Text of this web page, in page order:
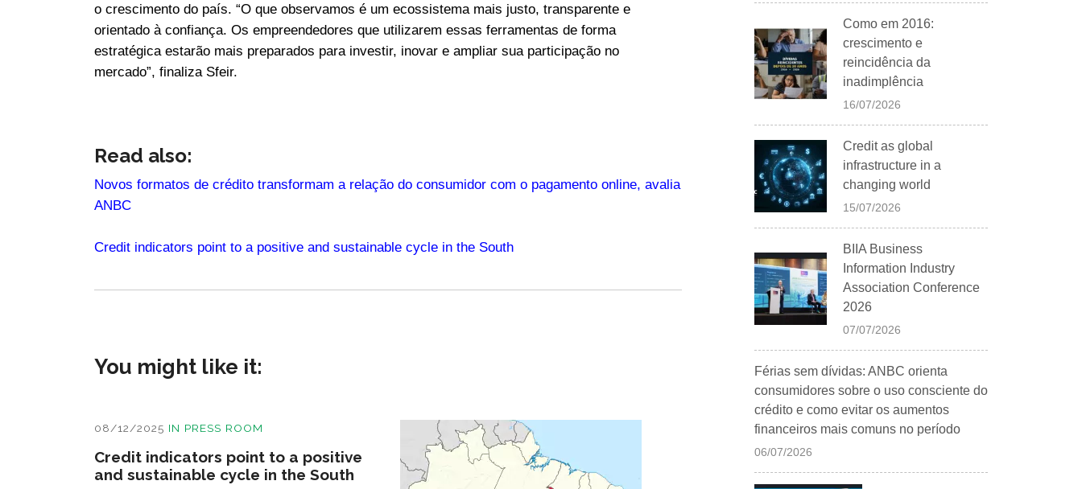
o crescimento do país. “O que observamos é um ecossistema mais justo, transparente e
orientado à confiança. Os empreendedores que utilizarem essas ferramentas de forma
estratégica estarão mais preparados para investir, inovar e ampliar sua participação no
mercado”, finaliza Sfeir.
Read also:
Novos formatos de crédito transformam a relação do consumidor com o pagamento online, avalia
ANBC
Credit indicators point to a positive and sustainable cycle in the South
You might like it:
08/12/2025 IN PRESS ROOM
Credit indicators point to a positive
and sustainable cycle in the South
Como em 2016:
crescimento e
reincidência da
inadimplência
16/07/2026
Credit as global
infrastructure in a
changing world
15/07/2026
BIIA Business
Information Industry
Association Conference
2026
07/07/2026
Férias sem dívidas: ANBC orienta
consumidores sobre o uso consciente do
crédito e como evitar os aumentos
financeiros mais comuns no período
06/07/2026